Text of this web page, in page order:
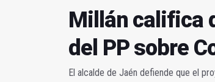
Millán califica
del PP sobre
El alcalde de Jaén defiende que el